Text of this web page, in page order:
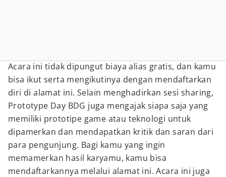
Acara ini tidak dipungut biaya alias gratis, dan kamu
bisa ikut serta mengikutinya dengan mendaftarkan
diri di alamat ini. Selain menghadirkan sesi sharing,
Prototype Day BDG juga mengajak siapa saja yang
memiliki prototipe game atau teknologi untuk
dipamerkan dan mendapatkan kritik dan saran dari
para pengunjung. Bagi kamu yang ingin
memamerkan hasil karyamu, kamu bisa
mendaftarkannya melalui alamat ini. Acara ini juga